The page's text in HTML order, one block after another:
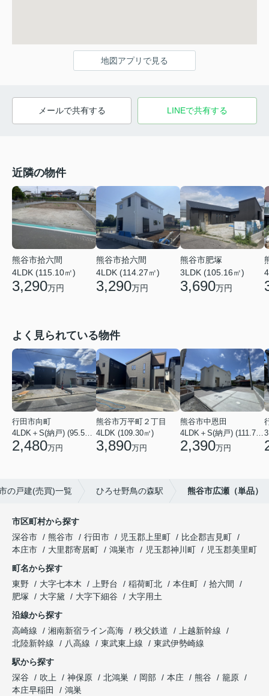
地図アプリで見る
メールで共有する LINEで共有する
近隣の物件
熊谷市拾六間
4LDK (115.10㎡)
3,290万円
熊谷市拾六間
4LDK (114.27㎡)
3,290万円
熊谷市肥塚
3LDK (105.16㎡)
3,690万円
よく見られている物件
行田市向町
4LDK＋S(納戸) (95.58㎡)
2,480万円
熊谷市万平町２丁目
4LDK (109.30㎡)
3,890万円
熊谷市中恩田
4LDK＋S(納戸) (111.78㎡)
2,390万円
の戸建(売買)一覧 ひろせ野鳥の森駅 熊谷市広瀬（単品）
市区町村から探す
深谷市
熊谷市 行田市 児玉郡上里町
比企郡吉見町
本庄市
大里郡寄居町 鴻巣市 児玉郡神川町
児玉郡美里町
町名から探す
東野
大字七本木 上野台 稲荷町北 本住町
拾六間
肥塚
大字黛 大字下細谷
大字用土
沿線から探す
高崎線
湘南新宿ライン高海 秩父鉄道
上越新幹線
北陸新幹線
八高線 東武東上線
東武伊勢崎線
駅から探す
深谷
吹上 神保原 北鴻巣 岡部 本庄 熊谷
籠原
本庄早稲田
鴻巣